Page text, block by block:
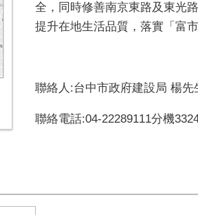
全，同時修善南京東路及東光
提升在地生活品質，落實「富
聯絡人:台中市政府建設局 楊先
聯絡電話:04-22289111分機